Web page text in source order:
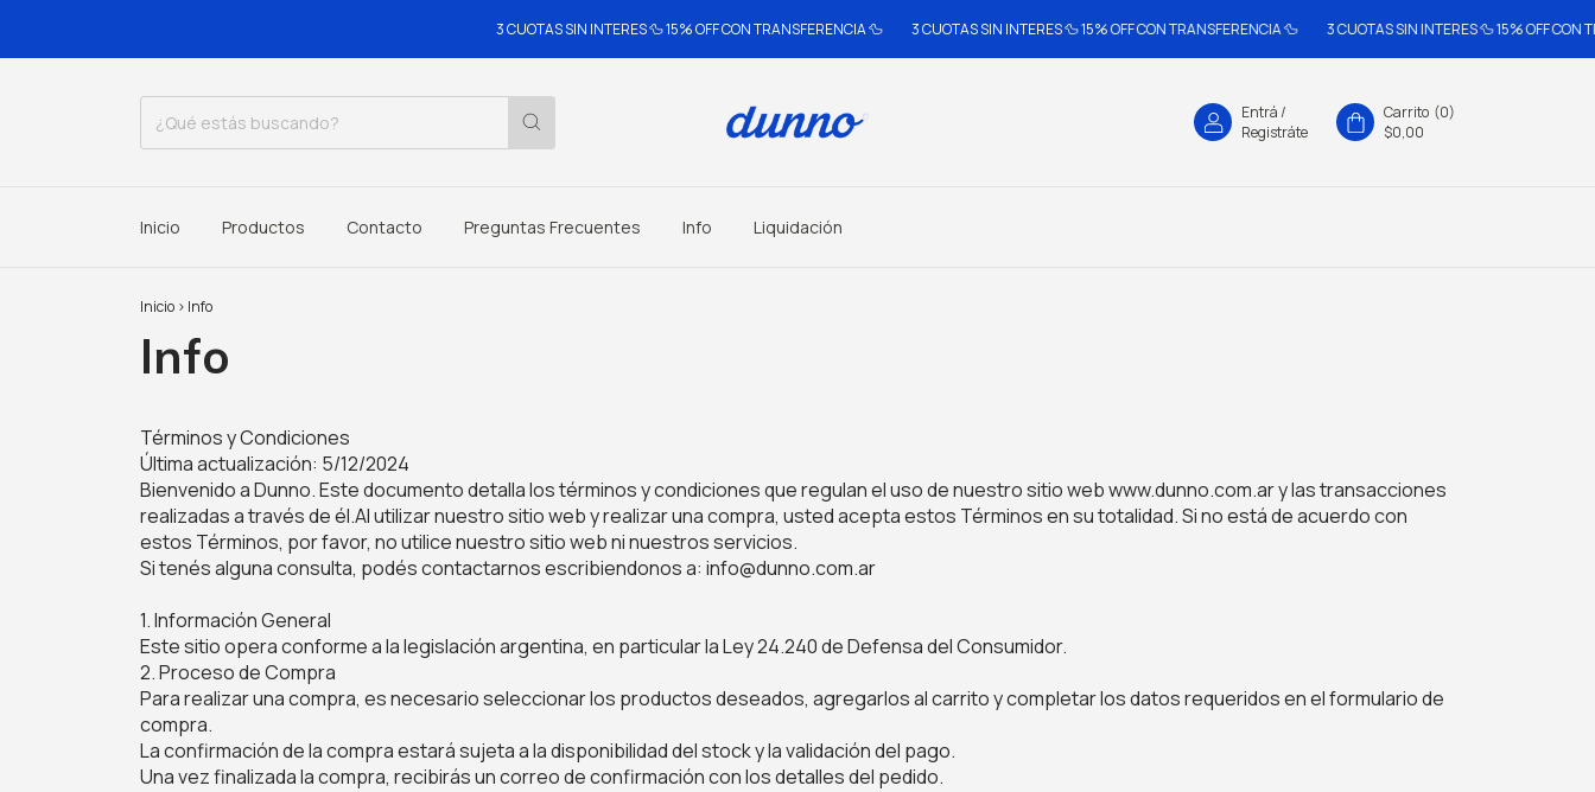
3 CUOTAS SIN INTERES 🦆 15% OFF CON TRANSFERENCIA 🦆 3 CUOTAS SIN INTERES 🦆 15% OFF CON TRANSFERENCIA 🦆 3 CUOTAS SIN INTERES 🦆 15% OFF CON
Entrá/
Registráte
Carrito (0)
$0,00
Inicio Productos Contacto Preguntas Frecuentes Info Liquidación
Inicio > Info
Info
Términos y Condiciones
Última actualización: 5/12/2024
Bienvenido a Dunno. Este documento detalla los términos y condiciones que regulan el uso de nuestro sitio web www.dunno.com.ar y las transacciones
realizadas a través de él.Al utilizar nuestro sitio web y realizar una compra, usted acepta estos Términos en su totalidad. Si no está de acuerdo con
estos Términos, por favor, no utilice nuestro sitio web ni nuestros servicios.
Si tenés alguna consulta, podés contactarnos escribiendonos a: info@dunno.com.ar
1. Información General
Este sitio opera conforme a la legislación argentina, en particular la Ley 24.240 de Defensa del Consumidor.
2. Proceso de Compra
Para realizar una compra, es necesario seleccionar los productos deseados, agregarlos al carrito y completar los datos requeridos en el formulario de
compra.
La confirmación de la compra estará sujeta a la disponibilidad del stock y la validación del pago.
Una vez finalizada la compra, recibirás un correo de confirmación con los detalles del pedido.